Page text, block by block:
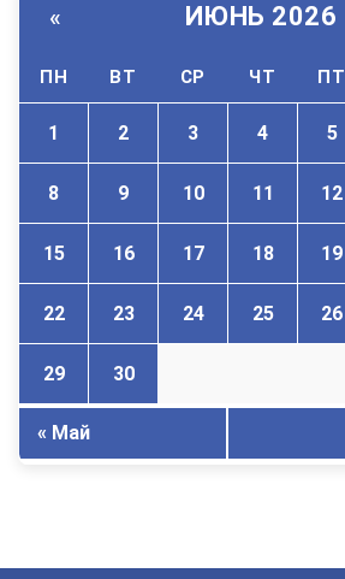
« ИЮНЬ 2026
ПН ВТ СР ЧТ ПТ
1 2 3 4 5
8 9 10 11 12
15 16 17 18 19
22 23 24 25 26
29 30
« Май